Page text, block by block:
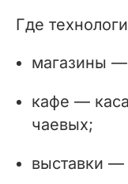
Где
магазины
кафе —
чаевых;
выставки —